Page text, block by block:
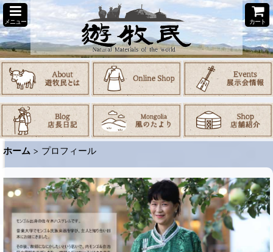
メニュー カート
ホーム > プロフィール